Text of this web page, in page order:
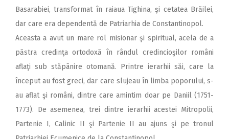
Basarabiei, transformat în raiaua Tighina, şi cetatea Brăilei,
dar care era dependentă de Patriarhia de Constantinopol.
Aceasta a avut un mare rol misionar şi spiritual, acela de a
păstra credinţa ortodoxă în rândul credincioşilor români
aflaţi sub stăpânire otomană. Printre ierarhii săi, care la
început au fost greci, dar care slujeau în limba poporului, s-
au aflat şi români, dintre care amintim doar pe Daniil (1751-
1773). De asemenea, trei dintre ierarhii acestei Mitropolii,
Partenie I, Calinic II şi Partenie II au ajuns şi pe tronul